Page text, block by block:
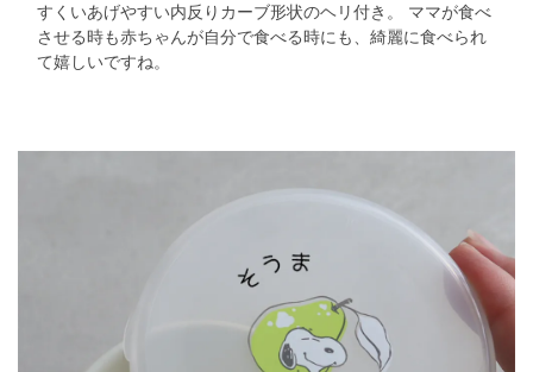
すくいあげやすい内反りカーブ形状のヘリ付き。
ママが食べ
させる時も赤ちゃんが自分で食べる時にも、綺麗に食べられ
て嬉しいですね。